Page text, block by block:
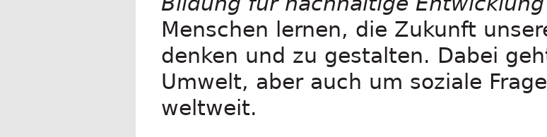
Menschen lernen, die Zukunft
denken und zu gestalten. Dabei
Umwelt, aber auch um soziale
weltweit.